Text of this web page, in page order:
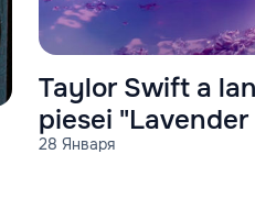
28 Января
Taylor Swift a
piesei "Lavender